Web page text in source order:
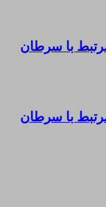
با سرطان
با سرطان